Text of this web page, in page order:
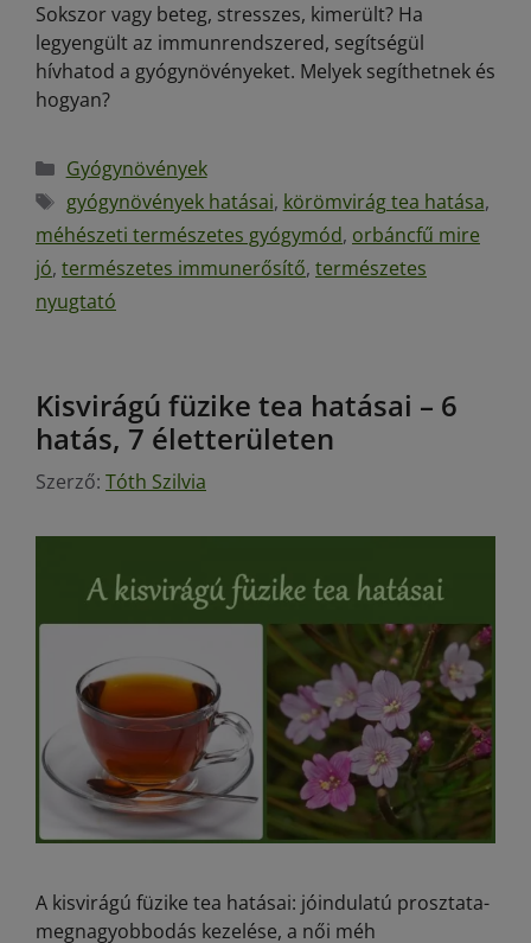
Sokszor vagy beteg, stresszes, kimerült? Ha
legyengült az immunrendszered, segítségül
hívhatod a gyógynövényeket. Melyek segíthetnek és
hogyan?
Gyógynövények
gyógynövények hatásai, körömvirág tea hatása,
méhészeti természetes gyógymód, orbáncfű mire
jó, természetes immunerősítő, természetes
nyugtató
Kisvirágú füzike tea hatásai – 6
hatás, 7 életterületen
Szerző: Tóth Szilvia
A kisvirágú füzike tea hatásai: jóindulatú prosztata-
megnagyobbodás kezelése, a női méh